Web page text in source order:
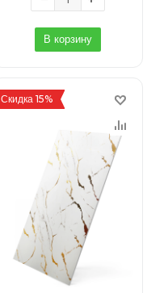
В корзину
Скидка 15%